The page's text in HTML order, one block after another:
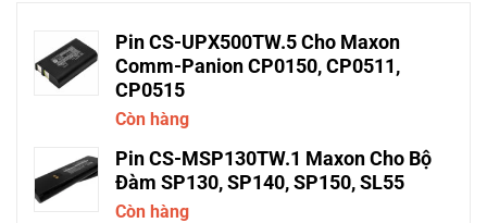
Pin CS-UPX500TW.5 Cho Maxon
Comm-Panion CP0150, CP0511,
CP0515
Còn hàng
Pin CS-MSP130TW.1 Maxon Cho Bộ
Đàm SP130, SP140, SP150, SL55
Còn hàng